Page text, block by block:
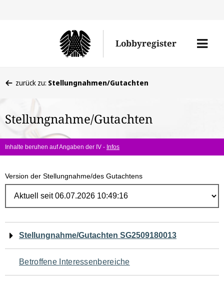
Lobbyregister
Menü
befinden
hier:
zurück zu: Stellungnahmen/Gutachten
Stellungnahme/Gutachten
Inhalte beruhen auf Angaben der IV - Infos
Version der Stellungnahme/des Gutachtens
Navigation
für
den
Stellungnahme/Gutachten SG2509180013
Betroffene Interessenbereiche